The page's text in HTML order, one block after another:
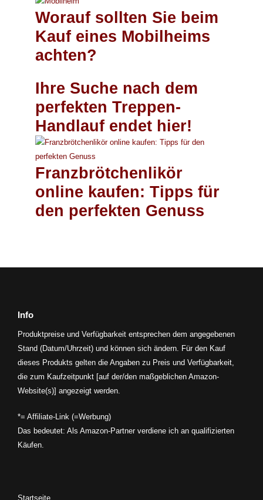
Worauf sollten Sie beim
Kauf eines Mobilheims
achten?
Ihre Suche nach dem
perfekten Treppen-
Handlauf endet hier!
Franzbrötchenlikör
online kaufen: Tipps für
den perfekten Genuss
Info
Produktpreise und Verfügbarkeit entsprechen dem angegebenen
Stand (Datum/Uhrzeit) und können sich ändern. Für den Kauf
dieses Produkts gelten die Angaben zu Preis und Verfügbarkeit,
die zum Kaufzeitpunkt [auf der/den maßgeblichen Amazon-
Website(s)] angezeigt werden.
*= Affiliate-Link (=Werbung)
Das bedeutet: Als Amazon-Partner verdiene ich an qualifizierten
Käufen.
Startseite